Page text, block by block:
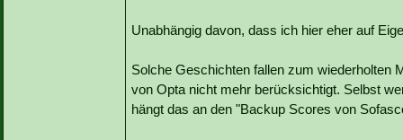
Unabhängig davon, dass ich hier eher auf
Solche Geschichten fallen zum wiederholten
von Opta nicht mehr berücksichtigt. Selbst
hängt das an den "Backup Scores von